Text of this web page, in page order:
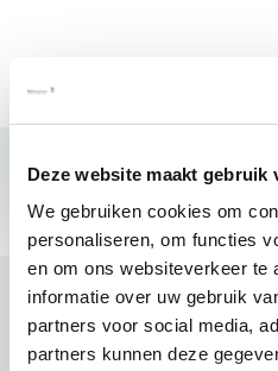
Deze website maakt gebruik
We gebruiken cookies om
personaliseren, om functies
en om ons websiteverkeer te
informatie over uw gebruik
partners voor social media,
partners kunnen deze